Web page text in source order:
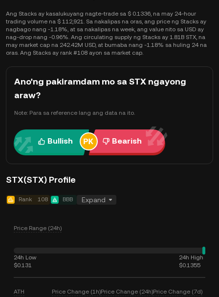
Ang Stacks ay kasalukuyang nagte-trade sa $ 0.1336, na may 24-hour
trading volume na $ 112,921. Sa nakalipas na oras, ang price ng Stacks ay
nagbago nang -1.18%, at sa nakalipas na week, ang value nito sa USD ay
nag-drop nang -0.96%. Ang circulating supply ng Stacks ay 1.81B STX, na
may market cap na 242.42M USD, at bumaba nang -1.18% sa huling 24 na
oras. Ang Stacks ay rank #108 ayon sa market cap.
Ano'ng pakiramdam mo sa STX ngayong
araw?
Note: Para sa reference lang ang data na ito.
Bullish Bearish
STX(STX) Profile
Rank 108 BBB Expand
Price Range (24h)
24h Low
$0.131
24h High
$0.1355
ATH Price Change (1h)Price Change (24h)Price Change (7d)